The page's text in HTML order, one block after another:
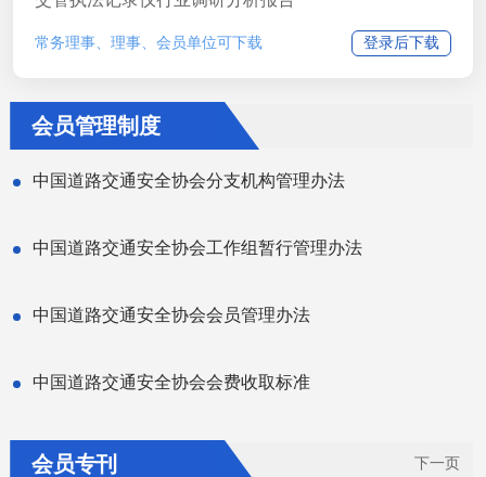
常务理事、理事、会员单位可下载 登录后下载
会员管理制度
中国道路交通安全协会分支机构管理办法
中国道路交通安全协会工作组暂行管理办法
中国道路交通安全协会会员管理办法
中国道路交通安全协会会费收取标准
会员专刊 下一页